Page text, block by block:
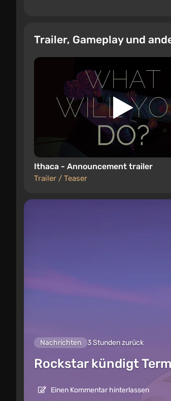
Trailer, Gameplay und
Ithaca - Announcement trailer
Trailer / Teaser
Nachrichten 3 Stunden zurück
Rockstar kündigt
Einen Kommentar hinterlassen